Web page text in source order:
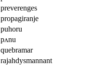
preverenges
propagiranje
puhoru
pʌnu
quebramar
rajahdysmannant